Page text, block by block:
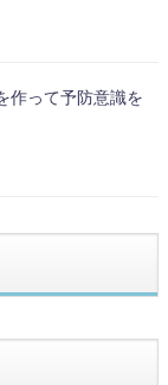
作って予防意識を